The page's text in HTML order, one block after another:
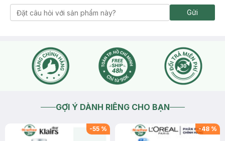
Gửi
GỢI Ý DÀNH RIÊNG CHO BẠN
-55 % -48 %